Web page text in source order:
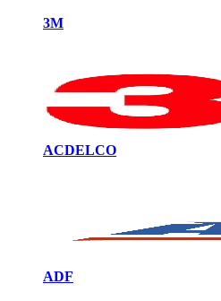
3M
ACDELCO
ADF